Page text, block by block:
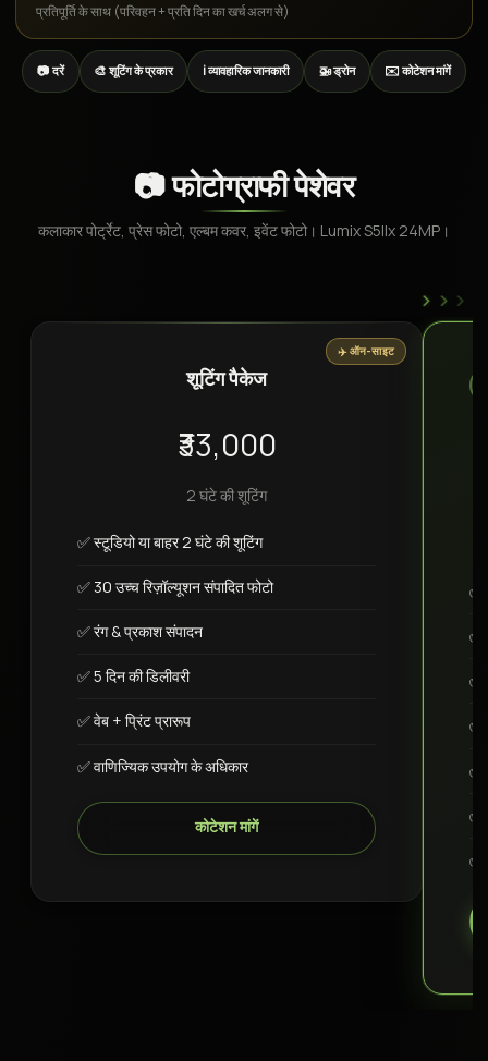
प्रतिपूर्ति के साथ (परिवहन + प्रति दिन का खर्च अलग से)
📷 दरें 🎨 शूटिंग के प्रकार ℹ️ व्यावहारिक जानकारी 🚁 ड्रोन ✉️ कोटेशन मांगें
📷 फोटोग्राफी पेशेवर
कलाकार पोर्ट्रेट, प्रेस फोटो, एल्बम कवर, इवेंट फोटो। Lumix S5IIx 24MP।
› › ›
✈️ ऑन-साइट
शूटिंग पैकेज
₹33,000
2 घंटे की शूटिंग
✅ स्टूडियो या बाहर 2 घंटे की शूटिंग
✅ 30 उच्च रिज़ॉल्यूशन संपादित फोटो
✅ रंग & प्रकाश संपादन
✅ 5 दिन की डिलीवरी
✅ वेब + प्रिंट प्रारूप
✅ वाणिज्यिक उपयोग के अधिकार
कोटेशन मांगें
✅
✅
✅
✅
✅
✅